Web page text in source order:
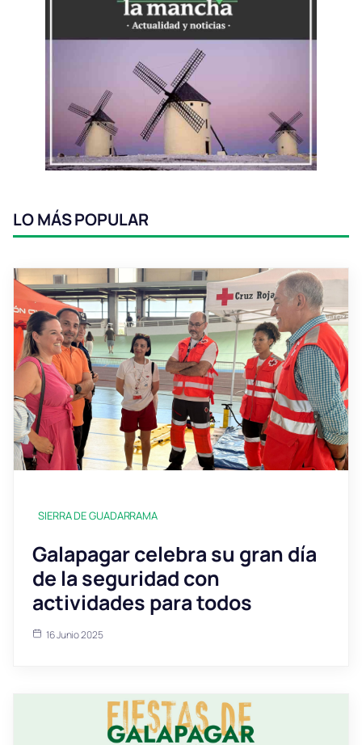
LO MÁS POPULAR
SIERRA DE GUADARRAMA
Galapagar celebra su gran día
de la seguridad con
actividades para todos
16 Junio 2025